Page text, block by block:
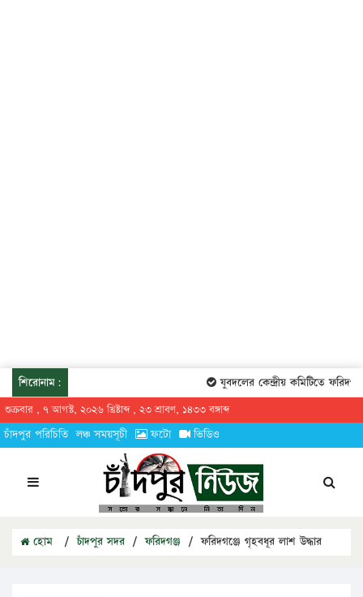
শিরোনাম: যুবদলের কেন্দ্রীয় কমিটিতে
শুক্রবার , ৭ আগস্ট, ২০২৬ খ্রিষ্টাব্দ , ২৩ শ্রাবণ, ১৪৩৩ বঙ্গাব্দ
চাঁদপুর পরিচিতি লঞ্চ সময়সূচী ফটো ভিডিও
হোম / চাঁদপুর সদর / ফরিদগঞ্জ / ফরিদগঞ্জে গৃহবধূর লাশ উদ্ধার